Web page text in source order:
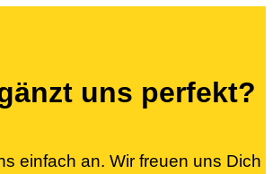
uns perfekt?
einfach an. Wir freuen uns Dich